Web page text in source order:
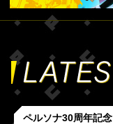
ペルソナ30周年記念